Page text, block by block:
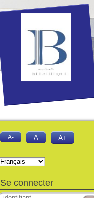
A- A A+
Se connecter